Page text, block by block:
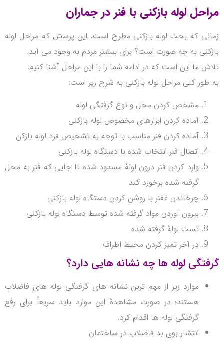
مراحل لوله بازکنی با فنر در جماران
زمانی که بحث لوله بازکنی مطرح است، این پرسش که مراحل لوله
بازکنی به چه صورت است؟ برای بیشتر مردم به وجود می آید.
تلاش ما این است که در ادامه شما را با این مراحل آشنا کنیم.
به طور کلی مراحل لوله بازکنی به شرح زیر است:
مشخص کردن محل و نوع گرفتگی لوله
آماده کردن ابزارهای مخصوص لوله بازکنی
آماده کردن فنر مناسب با توجه به تشخیص فرد لوله بازکن
اتصال فنر انتخاب شده با دستگاه لوله بازکنی
وارد کردن فنر درون لولهٔ مسدود شده تا جایی که فنر به محل
گرفته شده برخورد کند
چرخاندن غفنر با روشن کردن دستگاه لوله بازکنی
بیرون آوردن مواد گرفته شده توسط دستگاه لوله بازکنی
تست لولهٔ گرفته شده
در آخر تمیز کردن محیط اطراف
گرفتگی لوله ها چه نشانه هایی دارد؟
موارد زیر از مهم ترین نشانه های گرفتگی لوله های فاضلاب
هستند؛ در صورت مشاهدهٔ این موارد باید سریعاً برای رفع
گرفتگی لوله ها اقدام کرد.
انتشار بوی بد فاضلاب در ساختمان